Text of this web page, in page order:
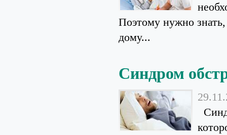
Поэтому нужно
дому...
Синдром